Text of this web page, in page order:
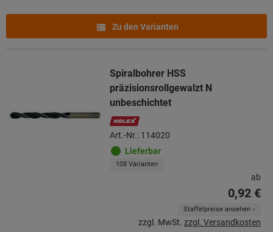
Zu den Varianten
Spiralbohrer HSS
präzisionsrollgewalzt N
unbeschichtet
Art.-Nr.: 114020
Lieferbar
108 Varianten
ab
0,92 €
Staffelpreise ansehen
zzgl. MwSt. zzgl. Versandkosten